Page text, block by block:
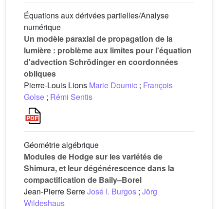
Équations aux dérivées partielles/Analyse
numérique
Un modèle paraxial de propagation de la
lumière : problème aux limites pour l'équation
d'advection Schrödinger en coordonnées
obliques
Pierre-Louis Lions Marie Doumic ; François
Golse ; Rémi Sentis
Géométrie algébrique
Modules de Hodge sur les variétés de
Shimura, et leur dégénérescence dans la
compactification de Baily–Borel
Jean-Pierre SerreJosé I. Burgos ; Jörg
Wildeshaus